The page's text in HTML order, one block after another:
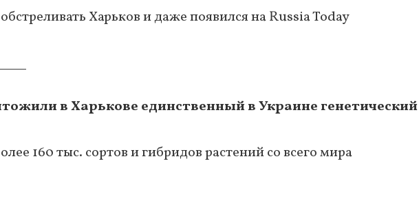
Харьков и даже появился на Russia Today
в Харькове единственный в Украине
160 тыс. сортов и гибридов растений со всего мира